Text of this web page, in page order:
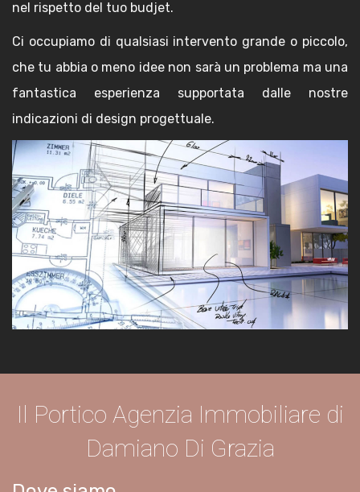
nel rispetto del tuo budjet.
Ci occupiamo di qualsiasi intervento grande o piccolo,
che tu abbia o meno idee non sarà un problema ma una
fantastica esperienza supportata dalle nostre
indicazioni di design progettuale.
Il Portico Agenzia Immobiliare di
Damiano Di Grazia